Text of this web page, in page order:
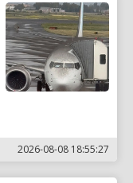
2026-08-08 18:55:27